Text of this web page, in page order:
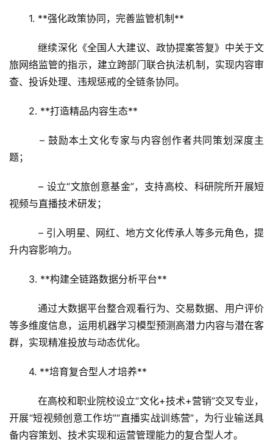
1. **强化政策协同，完善监管机制**
   继续深化《全国人大建议、政协提案答复》中关于文
旅网络监管的指示，建立跨部门联合执法机制，实现内容审
查、投诉处理、违规惩戒的全链条协同。
2. **打造精品内容生态**
题；
   – 设立“文旅创意基金”，支持高校、科研院所开展短
视频与直播技术研发；
升内容影响力。
3. **构建全链路数据分析平台**
   通过大数据平台整合观看行为、交易数据、用户评价
等多维度信息，运用机器学习模型预测高潜力内容与潜在客
群，实现精准投放与动态优化。
4. **培育复合型人才培养**
   在高校和职业院校设立“文化+技术+营销”交叉专业，
开展“短视频创意工作坊”“直播实战训练营”，为行业输送具
备内容策划、技术实现和运营管理能力的复合型人才。